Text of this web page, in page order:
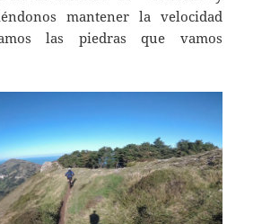
mantener la velocidad
las piedras que vamos